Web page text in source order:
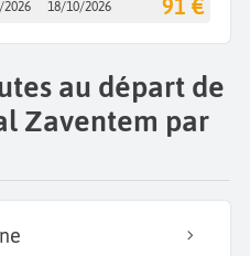
2026 18/10/2026 91 €
au départ de
Zaventem par